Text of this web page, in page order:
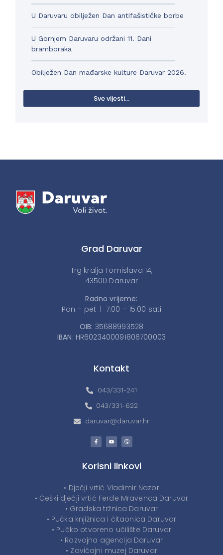
U Daruvaru obilježen Dan antifašističke borbe
U Gornjem Daruvaru održani 11. Dani
bramboraka
Obilježen Dan mađarske kulture Daruvar 2026.
Sve vijesti...
Grad Daruvar
Trg kralja Tomislava 14,
43500 Daruvar
Radno vrijeme:
Pon – pet | 7:00 – 15:00 sati
OIB: 35688993528
IBAN: HR6023400091806700003
Kontakt
043/331-241
043/331-622
daruvar@daruvar.hr
Korisni linkovi
• Dječji vrtić Vladimir Nazor
• Češki dječji vrtić Ferde Mravenca Daruvar
• Gradska tržnica Daruvar
• Pučka knjižnica i čitaonica Daruvar
• Pučko otvoreno učilište Daruvar
• Razvojna agencija Daruvar
• Zavičajni muzej Daruvar